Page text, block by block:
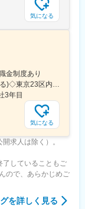
配属される『コン
成長機会が広がり
るキャリアや、マ
が可能。実際に社
多数います。
気になる
金制度あり
◇転勤なし・リモートあり(プロジェクトによる)◇東京23区内を中心としたプロジェクト先▽勤務エリア・東京都内を中心とした一都三県・東京23区内のプロジェクトが中心・プロジェクトによりリモートワークあり・千葉、埼玉、神奈川にも案件あり。強制はなし。■東京本社／東京都千代田区神田小川町1-5-1 神田御幸ビル8F
3年目
気になる
求人は除く）。
了していることもご
ので、あらかじめご
を詳しく見る